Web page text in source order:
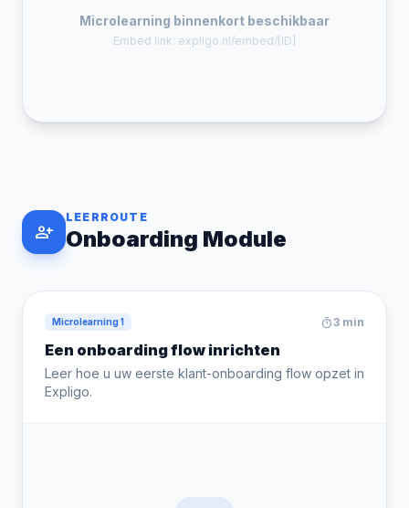
Microlearning binnenkort beschikbaar
Embed link: expligo.nl/embed/[ID]
person_add
LEERROUTE
Onboarding Module
Microlearning 1 timer3 min
Een onboarding flow inrichten
Leer hoe u uw eerste klant-onboarding flow opzet in
Expligo.